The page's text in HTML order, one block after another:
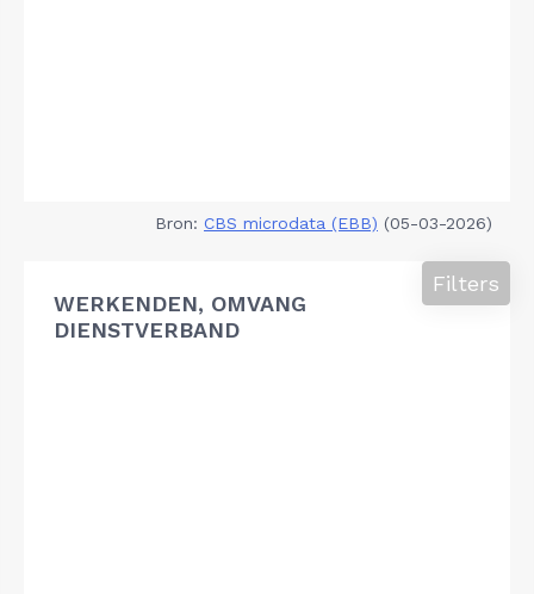
Bron: CBS microdata (EBB) (05-03-2026)
WERKENDEN, OMVANG
DIENSTVERBAND
Filters